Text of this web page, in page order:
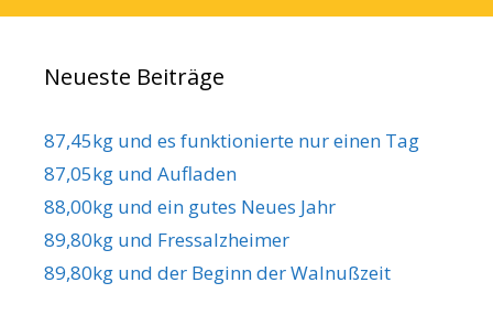
Neueste Beiträge
87,45kg und es funktionierte nur einen Tag
87,05kg und Aufladen
88,00kg und ein gutes Neues Jahr
89,80kg und Fressalzheimer
89,80kg und der Beginn der Walnußzeit